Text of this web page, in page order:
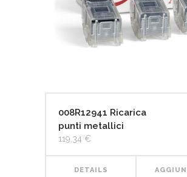
008R12941 Ricarica
punti metallici
119,34 €
DETAILS